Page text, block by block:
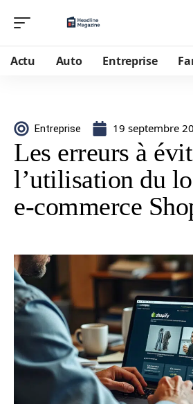
Actu Auto Entreprise
Entreprise 19 septembre
Les erreurs à
l’utilisation du
e-commerce